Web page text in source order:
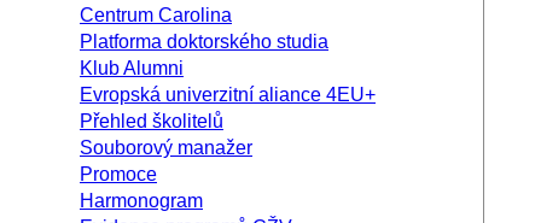
Centrum Carolina
Platforma doktorského studia
Klub Alumni
Evropská univerzitní aliance 4EU+
Přehled školitelů
Souborový manažer
Promoce
Harmonogram